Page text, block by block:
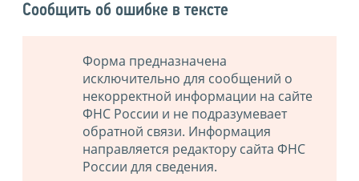
Сообщить об ошибке в тексте
Форма предназначена
исключительно для сообщений о
некорректной информации на сайте
ФНС России и не подразумевает
обратной связи. Информация
направляется редактору сайта ФНС
России для сведения.